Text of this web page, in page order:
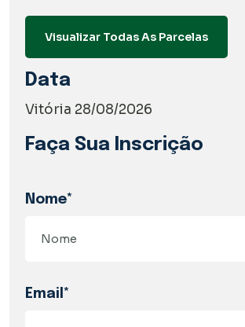
Visualizar Todas As Parcelas
Data
Vitória 28/08/2026
Faça Sua Inscrição
Nome*
Email*